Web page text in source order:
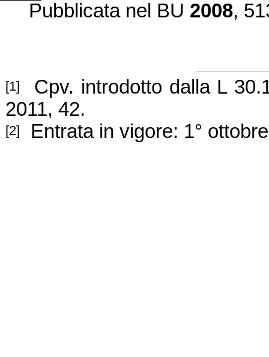
Pubblicata nel BU 2008,
[1]
Cpv. introdotto dalla L
2011, 42.
[2] Entrata in vigore: 1°